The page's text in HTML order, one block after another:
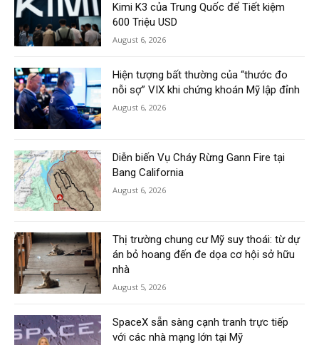
Kimi K3 của Trung Quốc để Tiết kiệm
600 Triệu USD
August 6, 2026
Hiện tượng bất thường của “thước đo
nỗi sợ” VIX khi chứng khoán Mỹ lập đỉnh
August 6, 2026
Diễn biến Vụ Cháy Rừng Gann Fire tại
Bang California
August 6, 2026
Thị trường chung cư Mỹ suy thoái: từ dự
án bỏ hoang đến đe dọa cơ hội sở hữu
nhà
August 5, 2026
SpaceX sẵn sàng cạnh tranh trực tiếp
với các nhà mạng lớn tại Mỹ